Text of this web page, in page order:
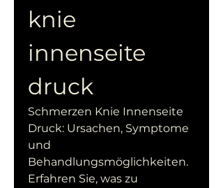
knie
innenseite
druck
Schmerzen Knie Innenseite
Druck: Ursachen, Symptome
und
Behandlungsmöglichkeiten.
Erfahren Sie, was zu